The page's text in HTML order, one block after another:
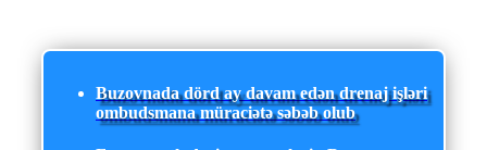
Buzovnada dörd ay davam edən drenaj işləri
ombudsmana müraciətə səbəb olub